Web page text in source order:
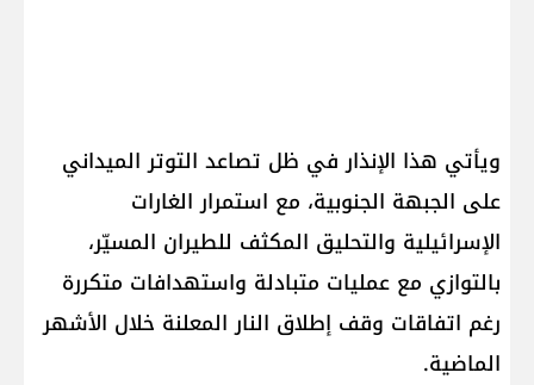
ويأتي هذا الإنذار في ظل تصاعد التوتر الميداني
على الجبهة الجنوبية، مع استمرار الغارات
الإسرائيلية والتحليق المكثف للطيران المسيّر،
بالتوازي مع عمليات متبادلة واستهدافات متكررة
رغم اتفاقات وقف إطلاق النار المعلنة خلال الأشهر
الماضية.